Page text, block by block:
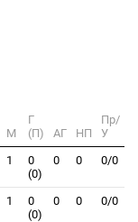
М
Г
(П)
АГ НП
Пр/
У
1
0
(0)
0 0 0/0
1
0
(0)
0 0 0/0